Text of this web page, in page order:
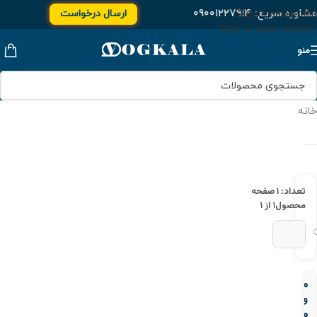
Skip to navigation
Skip to main content
مشاوره سریع:۰۹۰۰۱۲۲۷۹۱۴ ارسال درخواست
منو
خانه
تعداد: ۱
محصول
صفحه
۱ از ۱
مهره
و